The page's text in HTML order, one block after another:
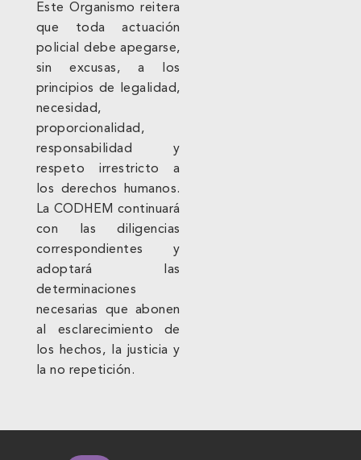
Este Organismo reitera
que toda actuación
policial debe apegarse,
sin excusas, a los
principios de legalidad,
necesidad,
proporcionalidad,
responsabilidad y
respeto irrestricto a
los derechos humanos.
La CODHEM continuará
con las diligencias
correspondientes y
adoptará las
determinaciones
necesarias que abonen
al esclarecimiento de
los hechos, la justicia y
la no repetición.